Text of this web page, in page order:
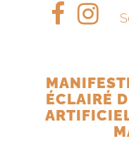
ÉCLAIRÉ